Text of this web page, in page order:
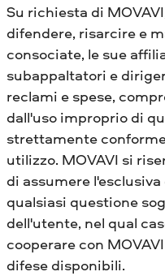
Su richiesta di
difendere, risarcire e
consociate, le sue
subappaltatori e
reclami e spese,
dall'uso improprio di
strettamente
utilizzo. MOVAVI si
di assumere
qualsiasi questione
dell'utente, nel qual
cooperare con
difese disponibili.